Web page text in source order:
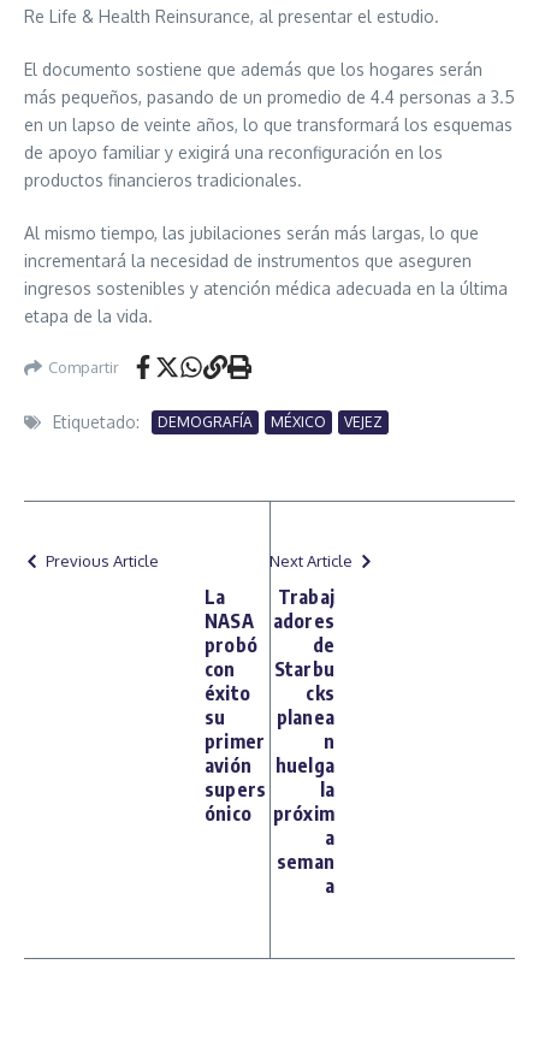
Re Life & Health Reinsurance, al presentar el estudio.
El documento sostiene que además que los hogares serán
más pequeños, pasando de un promedio de 4.4 personas a 3.5
en un lapso de veinte años, lo que transformará los esquemas
de apoyo familiar y exigirá una reconfiguración en los
productos financieros tradicionales.
Al mismo tiempo, las jubilaciones serán más largas, lo que
incrementará la necesidad de instrumentos que aseguren
ingresos sostenibles y atención médica adecuada en la última
etapa de la vida.
Compartir
Etiquetado: DEMOGRAFÍA MÉXICO VEJEZ
Previous Article
La
NASA
probó
con
éxito
su
primer
avión
supers
ónico
Next Article
Trabaj
adores
de
Starbu
cks
planea
n
huelga
la
próxim
a
seman
a